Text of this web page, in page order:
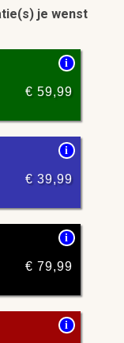
je wenst
i
€ 59,99
i
€ 39,99
i
€ 79,99
i